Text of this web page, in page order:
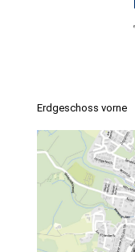
Erdgeschoss vorne